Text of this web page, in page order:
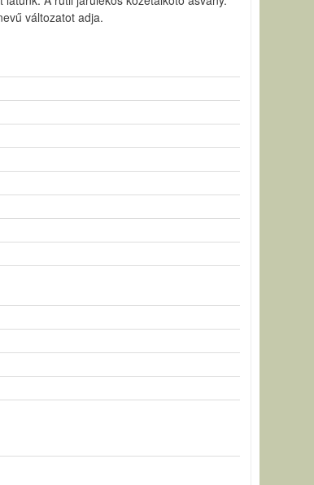
változatot adja.